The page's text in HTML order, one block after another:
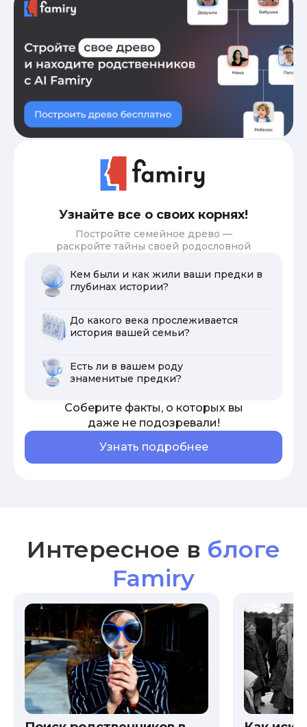
Узнайте все о своих корнях!
Постройте семейное древо —
раскройте тайны своей родословной
Кем были и как жили ваши предки в
глубинах истории?
До какого века прослеживается
история вашей семьи?
Есть ли в вашем роду
знаменитые предки?
Соберите факты, о которых вы
даже не подозревали!
Узнать подробнее
Интересное в блоге
Famiry